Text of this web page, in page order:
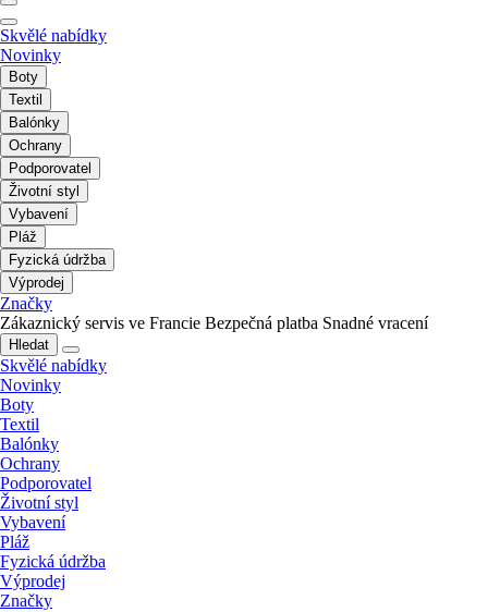
Skvělé nabídky
Novinky
Boty
Textil
Balónky
Ochrany
Podporovatel
Životní styl
Vybavení
Pláž
Fyzická údržba
Výprodej
Značky
Zákaznický servis ve Francie Bezpečná platba Snadné vracení
Hledat
Skvělé nabídky
Novinky
Boty
Textil
Balónky
Ochrany
Podporovatel
Životní styl
Vybavení
Pláž
Fyzická údržba
Výprodej
Značky